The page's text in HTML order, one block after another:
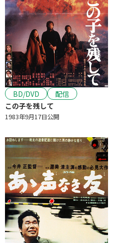
BD/DVD
配信
この子を残して
1983年9月17日公開